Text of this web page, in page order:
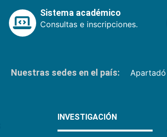
Sistema académico
Consultas e inscripciones.
Nuestras sedes en el país: Apartadó
INVESTIGACIÓN